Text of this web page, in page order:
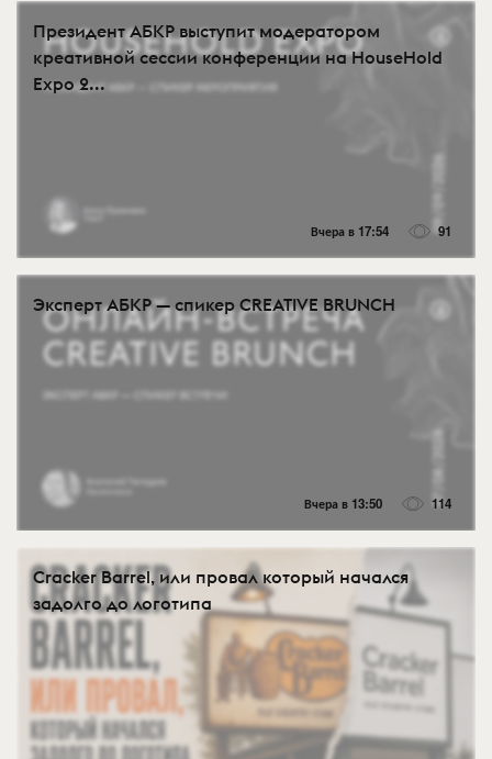
Президент АБКР выступит модератором
креативной сессии конференции на HouseHold
Expo 2...
Вчера в 17:54 91
Эксперт АБКР — спикер CREATIVE BRUNCH
Вчера в 13:50 114
Cracker Barrel, или провал который начался
задолго до логотипа